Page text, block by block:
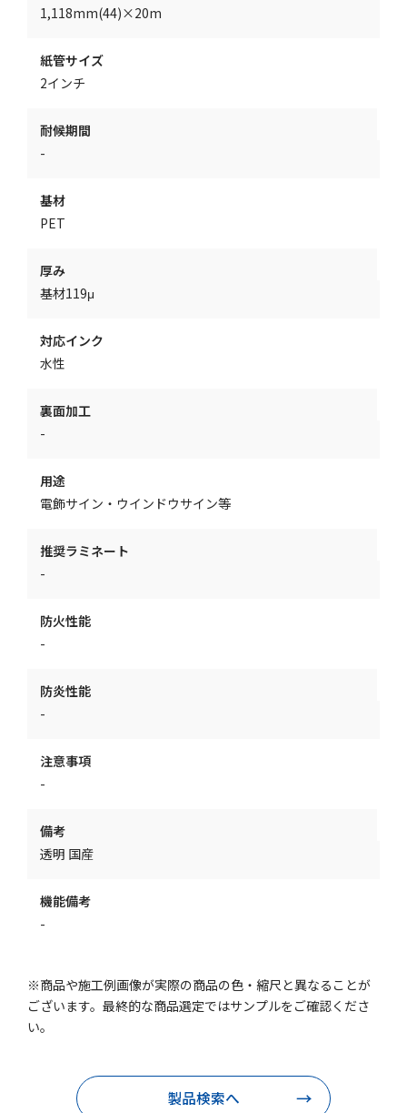
1,118mm(44)×20m
紙管サイズ
2インチ
耐候期間
-
基材
PET
厚み
基材119μ
対応インク
水性
裏面加工
-
用途
電飾サイン・ウインドウサイン等
推奨ラミネート
-
防火性能
-
防炎性能
-
注意事項
-
備考
透明 国産
機能備考
-
※商品や施工例画像が実際の商品の色・縮尺と異なることが
ございます。最終的な商品選定ではサンプルをご確認くださ
い。
製品検索へ